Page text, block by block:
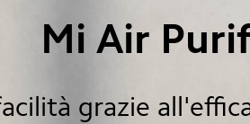
Mi Air
grazie